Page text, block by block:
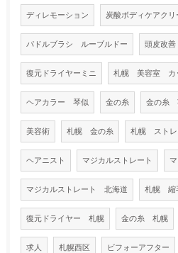
ディレモーション 炭酸ボディケアクリ
パドルブラシ ルーブルドー 頭皮改善
復元ドライヤーミニ 札幌 美容室 カ
ヘアカラー 琴似 金の糸 金の糸
美容術 札幌 金の糸 札幌 ストレ
ヘアニスト マジカルストレート
マジカルストレート 北海道 札幌 縮
復元ドライヤー 札幌 金の糸 札幌
求人 札幌西区 ビフォーアフター